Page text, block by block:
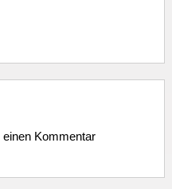
Kommentar